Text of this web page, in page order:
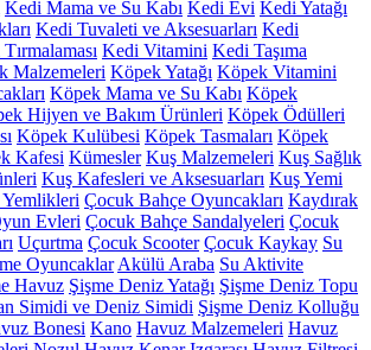
Kedi Mama ve Su Kabı Kedi Evi Kedi Yatağı
Kedi Tuvaleti ve Aksesuarları Kedi
Kedi Vitamini Kedi Taşıma
Malzemeleri Köpek Yatağı Köpek Vitamini
Köpek Mama ve Su Kabı Köpek
Hijyen ve Bakım Ürünleri Köpek Ödülleri
Köpek Kulübesi Köpek Tasmaları Köpek
Kafesi Kümesler Kuş Malzemeleri Kuş Sağlık
Kuş Kafesleri ve Aksesuarları Kuş Yemi
Çocuk Bahçe Oyuncakları Kaydırak
Evleri Çocuk Bahçe Sandalyeleri Çocuk
Uçurtma Çocuk Scooter Çocuk Kaykay Su
Oyuncaklar Akülü Araba Su Aktivite
Havuz Şişme Deniz Yatağı Şişme Deniz Topu
Simidi ve Deniz Simidi Şişme Deniz Kolluğu
Bonesi Kano Havuz Malzemeleri Havuz